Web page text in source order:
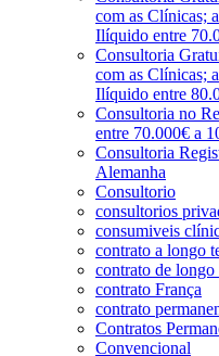
com as Clínicas;
Ilíquido entre
Consultoria
com as Clínicas;
Ilíquido entre
Consultoria no
entre 70.000€ a
Consultoria
Alemanha
Consultorio
consultorios
consumiveis
contrato a longo
contrato de longo
contrato França
contrato
Contratos
Convencional